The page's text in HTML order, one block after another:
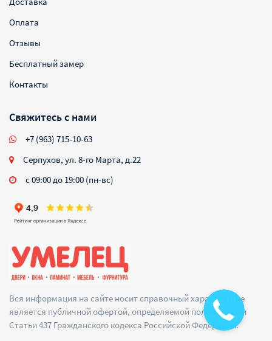
Вся информация на сайте носит справочный характер и не
является публичной офертой, определяемой положениями
Статьи 437 Гражданского кодекса Российской Федерации.
Оплата
Отзывы
Бесплатный замер
Контакты
Свяжитесь с нами
+7 (963) 715-10-63
Серпухов, ул. 8-го Марта, д.22
с 09:00 до 19:00 (пн-вс)